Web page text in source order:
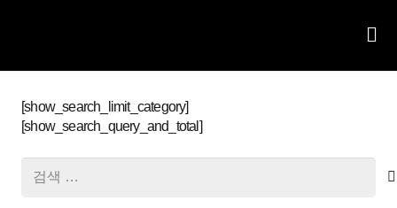
[show_search_limit_category]
[show_search_query_and_total]